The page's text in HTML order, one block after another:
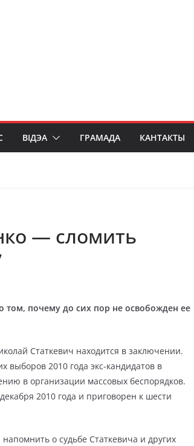
ВІДЭА ГРАМАДА КАНТАКТЫ
— сломить
том, почему до сих пор не освобожден ее
Статкевич находится в заключении.
выборов 2010 года экс-кандидатов в
в организации массовых беспорядков.
2010 года и приговорен к шести
о судьбе Статкевича и других